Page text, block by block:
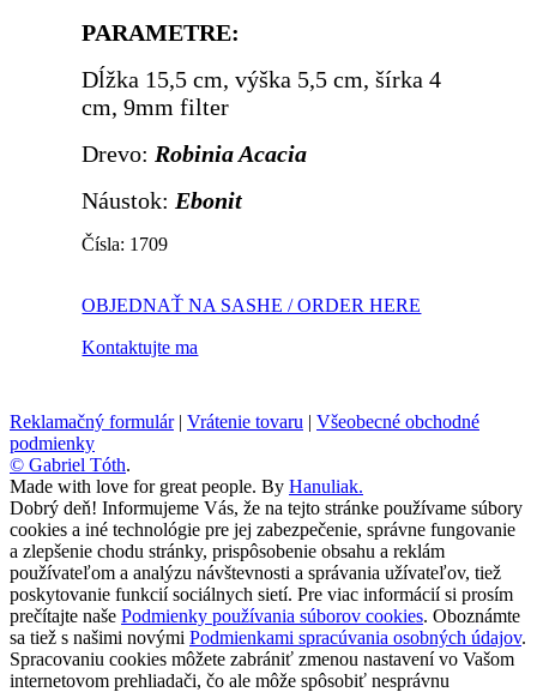
PARAMETRE:
Dĺžka 15,5 cm, výška 5,5 cm, šírka 4
cm, 9mm filter
Drevo: Robinia Acacia
Náustok: Ebonit
Čísla: 1709
OBJEDNAŤ NA SASHE / ORDER HERE
Kontaktujte ma
Reklamačný formulár| Vrátenie tovaru | Všeobecné obchodné
podmienky
© Gabriel Tóth.
Made with love for great people. By Hanuliak.
Dobrý deň! Informujeme Vás, že na tejto stránke používame súbory
cookies a iné technológie pre jej zabezpečenie, správne fungovanie
a zlepšenie chodu stránky, prispôsobenie obsahu a reklám
používateľom a analýzu návštevnosti a správania užívateľov, tiež
poskytovanie funkcií sociálnych sietí. Pre viac informácií si prosím
prečítajte naše Podmienky používania súborov cookies. Oboznámte
sa tiež s našimi novými Podmienkami spracúvania osobných údajov.
Spracovaniu cookies môžete zabrániť zmenou nastavení vo Vašom
internetovom prehliadači, čo ale môže spôsobiť nesprávnu